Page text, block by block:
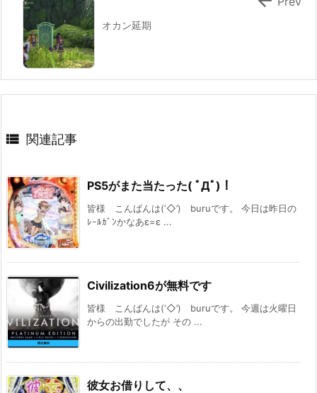
オカン延期
 関連記事
PS5がまた当たった( ﾟДﾟ)！
皆様 こんばんは(‘◇’)ゞburuです。 今日は昨日の
ﾚｰﾙｶﾞﾝかなあε=ε ...
Civilization6が無料です
皆様 こんばんは(‘◇’)ゞburuです。 今週は火曜日
からの出勤でしたが その ...
彼女お借りして、、